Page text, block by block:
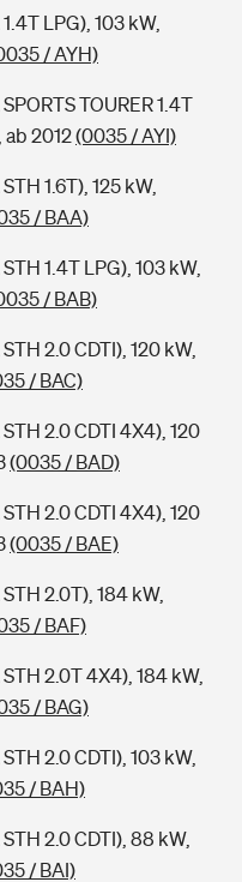
LPG), 103 kW,
/ AYH)
TOURER 1.4T
ab 2012(0035 / AYI)
1.6T), 125 kW,
/ BAA)
1.4T LPG), 103 kW,
/ BAB)
2.0 CDTI), 120 kW,
/ BAC)
2.0 CDTI 4X4), 120
(0035 / BAD)
2.0 CDTI 4X4), 120
(0035 / BAE)
2.0T), 184 kW,
/ BAF)
2.0T 4X4), 184 kW,
/ BAG)
2.0 CDTI), 103 kW,
/ BAH)
2.0 CDTI), 88 kW,
/ BAI)